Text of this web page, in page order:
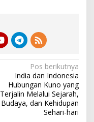
Pos berikutnya
India dan Indonesia
Hubungan Kuno yang
Terjalin Melalui Sejarah,
Budaya, dan Kehidupan
Sehari-hari